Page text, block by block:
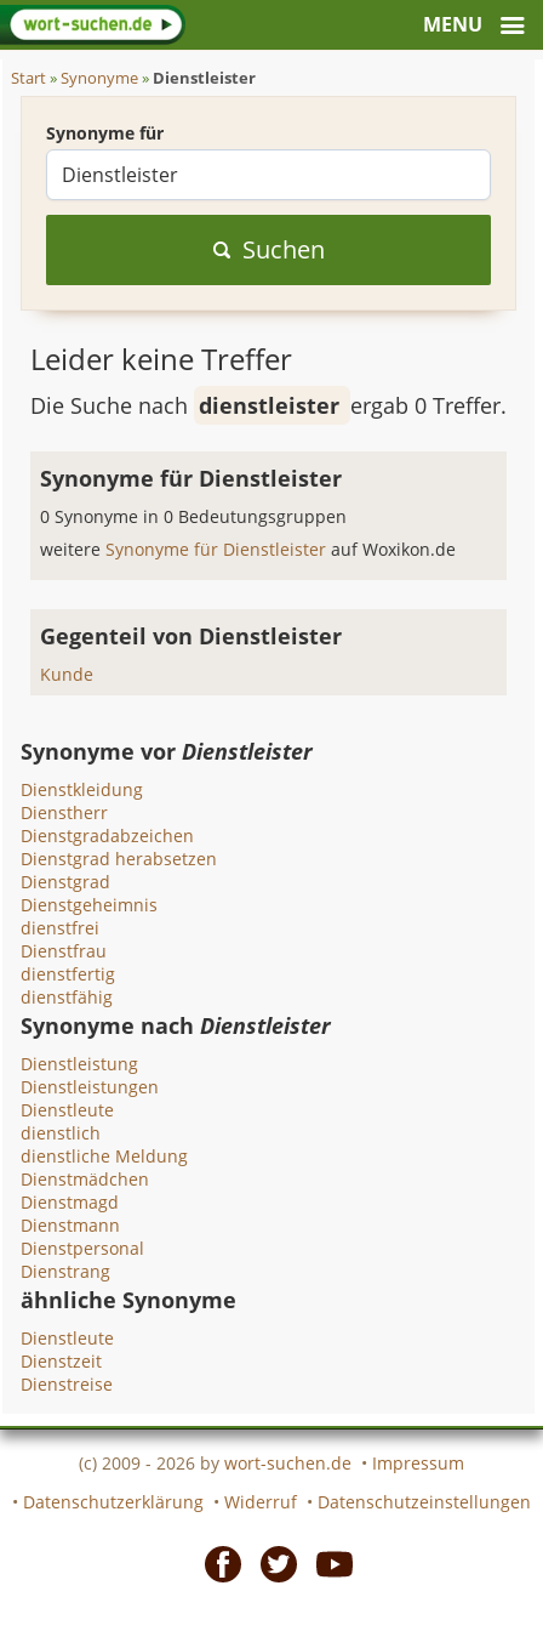
Start»Synonyme» Dienstleister
Synonyme für
Suchen
Leider keine Treffer
Die Suche nach dienstleister ergab 0 Treffer.
Synonyme für Dienstleister
0 Synonyme in 0 Bedeutungsgruppen
weitereSynonyme für Dienstleisterauf Woxikon.de
Gegenteil von Dienstleister
Kunde
Synonyme vorDienstleister
Dienstkleidung
Dienstherr
Dienstgradabzeichen
Dienstgrad herabsetzen
Dienstgrad
Dienstgeheimnis
dienstfrei
Dienstfrau
dienstfertig
dienstfähig
Synonyme nachDienstleister
Dienstleistung
Dienstleistungen
Dienstleute
dienstlich
dienstliche Meldung
Dienstmädchen
Dienstmagd
Dienstmann
Dienstpersonal
Dienstrang
ähnliche Synonyme
Dienstleute
Dienstzeit
Dienstreise
(c) 2009 - 2026 by wort-suchen.de • Impressum
• Datenschutzerklärung • Widerruf • Datenschutzeinstellungen